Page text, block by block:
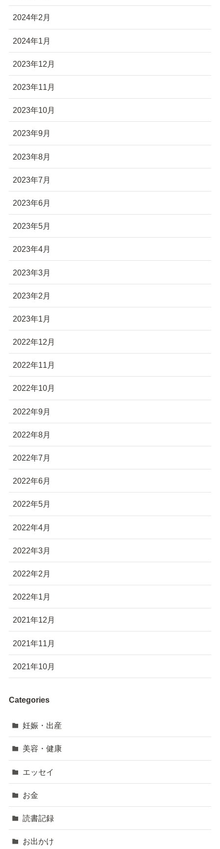
2024年2月
2024年1月
2023年12月
2023年11月
2023年10月
2023年9月
2023年8月
2023年7月
2023年6月
2023年5月
2023年4月
2023年3月
2023年2月
2023年1月
2022年12月
2022年11月
2022年10月
2022年9月
2022年8月
2022年7月
2022年6月
2022年5月
2022年4月
2022年3月
2022年2月
2022年1月
2021年12月
2021年11月
2021年10月
Categories
妊娠・出産
美容・健康
エッセイ
お金
読書記録
お出かけ